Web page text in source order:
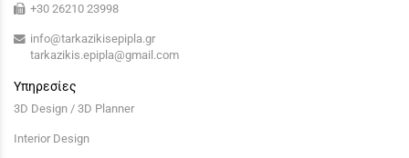
+30 26210 23998
info@tarkazikisepipla.gr
tarkazikis.epipla@gmail.com
Υπηρεσίες
3D Design / 3D Planner
Interior Design